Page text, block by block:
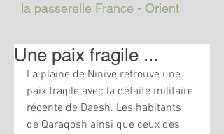
la passerelle France - Orient
Une paix fragile ...
La plaine de Ninive retrouve une
paix fragile avec la défaite militaire
récente de Daesh. Les habitants
de Qaraqosh ainsi que ceux des